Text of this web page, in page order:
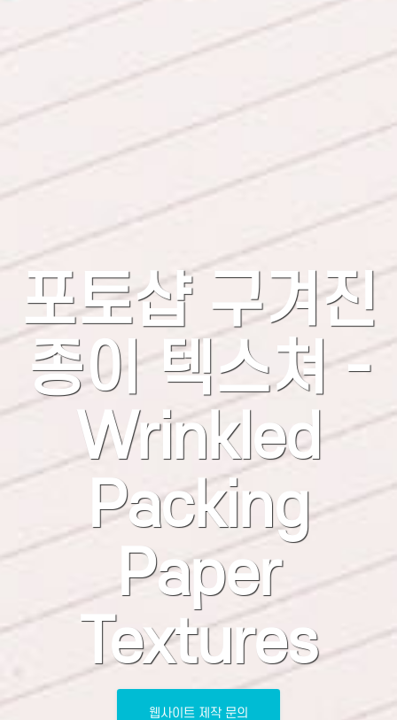
포토샵 구겨진
종이 텍스쳐 -
Wrinkled
Packing
Paper
Textures
웹사이트 제작 문의